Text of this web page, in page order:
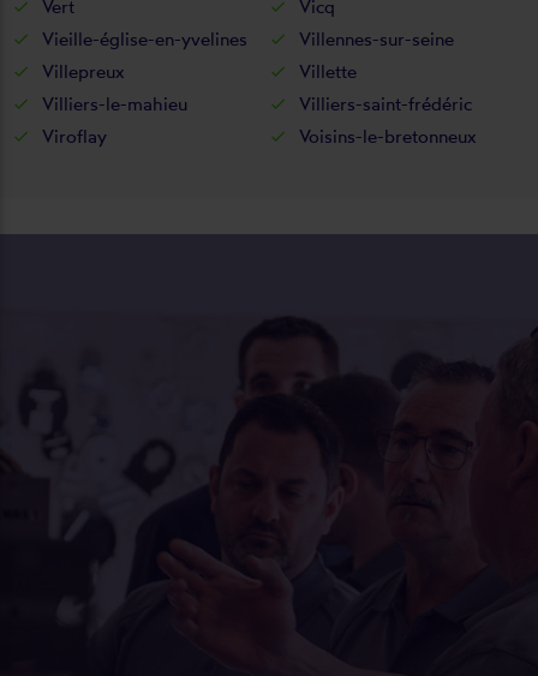
Vert
Vicq
Vieille-église-en-yvelines
Villennes-sur-seine
Villepreux
Villette
Villiers-le-mahieu
Villiers-saint-frédéric
Viroflay
Voisins-le-bretonneux